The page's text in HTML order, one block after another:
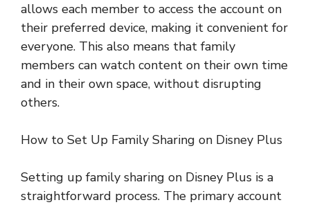
allows each member to access the account on
their preferred device, making it convenient for
everyone. This also means that family
members can watch content on their own time
and in their own space, without disrupting
others.
How to Set Up Family Sharing on Disney Plus
Setting up family sharing on Disney Plus is a
straightforward process. The primary account